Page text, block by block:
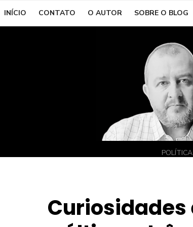
INÍCIO CONTATO O AUTOR SOBRE O BLOG
Curiosidades